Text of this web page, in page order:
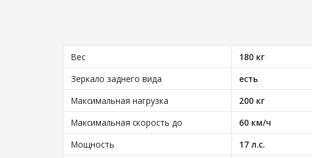
Вес
180 кг
Зеркало заднего вида
есть
Максимальная нагрузка
200 кг
Максимальная скорость до
60 км/ч
Мощность
17 л.с.